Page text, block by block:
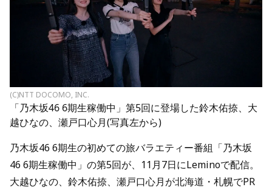
(C)NTT DOCOMO, INC.
「乃木坂46 6期生稼働中」第5回に登場した鈴木佑捺、大
越ひなの、瀬戸口心月(写真左から)
乃木坂46 6期生の初めての旅バラエティー番組「乃木坂
46 6期生稼働中」の第5回が、11月7日にLeminoで配信。
大越ひなの、鈴木佑捺、瀬戸口心月が北海道・札幌でPR